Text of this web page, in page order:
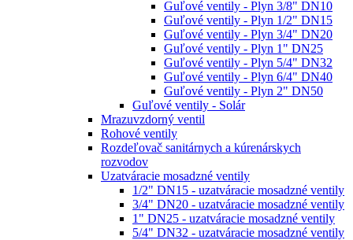
Guľové ventily - Plyn 3/8" DN10
Guľové ventily - Plyn 1/2" DN15
Guľové ventily - Plyn 3/4" DN20
Guľové ventily - Plyn 1" DN25
Guľové ventily - Plyn 5/4" DN32
Guľové ventily - Plyn 6/4" DN40
Guľové ventily - Plyn 2" DN50
Guľové ventily - Solár
Mrazuvzdorný ventil
Rohové ventily
Rozdeľovač sanitárnych a kúrenárskych
rozvodov
Uzatváracie mosadzné ventily
1/2" DN15 - uzatváracie mosadzné ventily
3/4" DN20 - uzatváracie mosadzné ventily
1" DN25 - uzatváracie mosadzné ventily
5/4" DN32 - uzatváracie mosadzné ventily